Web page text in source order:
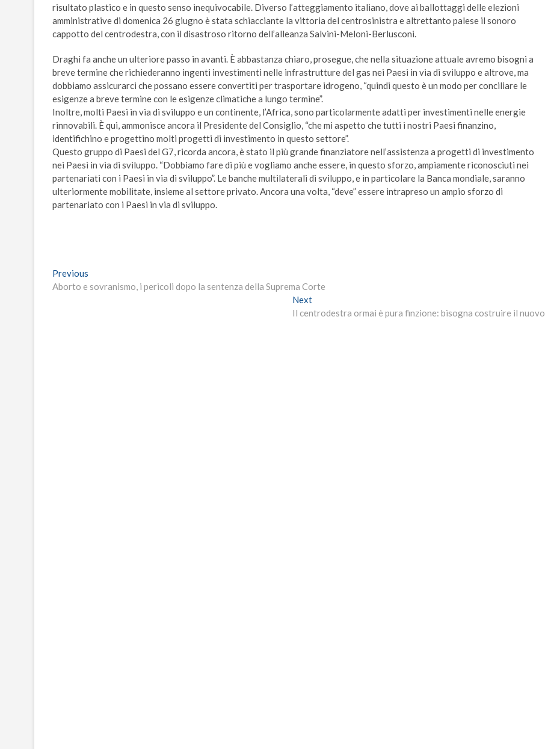
risultato plastico e in questo senso inequivocabile. Diverso l’atteggiamento italiano, dove ai ballottaggi delle elezioni
amministrative di domenica 26 giugno è stata schiacciante la vittoria del centrosinistra e altrettanto palese il sonoro
cappotto del centrodestra, con il disastroso ritorno dell’alleanza Salvini-Meloni-Berlusconi.
Draghi fa anche un ulteriore passo in avanti. È abbastanza chiaro, prosegue, che nella situazione attuale avremo bisogni a
breve termine che richiederanno ingenti investimenti nelle infrastrutture del gas nei Paesi in via di sviluppo e altrove, ma
dobbiamo assicurarci che possano essere convertiti per trasportare idrogeno, “quindi questo è un modo per conciliare le
esigenze a breve termine con le esigenze climatiche a lungo termine”.
Inoltre, molti Paesi in via di sviluppo e un continente, l’Africa, sono particolarmente adatti per investimenti nelle energie
rinnovabili. È qui, ammonisce ancora il Presidente del Consiglio, “che mi aspetto che tutti i nostri Paesi finanzino,
identifichino e progettino molti progetti di investimento in questo settore”.
Questo gruppo di Paesi del G7, ricorda ancora, è stato il più grande finanziatore nell’assistenza a progetti di investimento
nei Paesi in via di sviluppo. “Dobbiamo fare di più e vogliamo anche essere, in questo sforzo, ampiamente riconosciuti nei
partenariati con i Paesi in via di sviluppo”. Le banche multilaterali di sviluppo, e in particolare la Banca mondiale, saranno
ulteriormente mobilitate, insieme al settore privato. Ancora una volta, “deve” essere intrapreso un ampio sforzo di
partenariato con i Paesi in via di sviluppo.
Navigazione
articoli
Previous
post:
Aborto e sovranismo, i pericoli dopo la sentenza della Suprema Corte
NextNext
post:
Il centrodestra ormai è pura finzione: bisogna costruire il nuovo